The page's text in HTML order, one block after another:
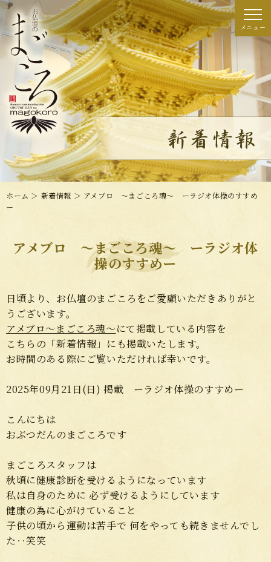
ホーム ＞ 新着情報 ＞ アメブロ ～まごころ魂～ ーラジオ体操のすすめ
ー
アメブロ ～まごころ魂～ ーラジオ体
操のすすめー
日頃より、お仏壇のまごころをご愛顧いただきありがと
うございます。
アメブロ～まごころ魂～にて掲載している内容を
こちらの「新着情報」にも掲載いたします。
お時間のある際にご覧いただければ幸いです。
2025年09月21日(日) 掲載 ーラジオ体操のすすめー
こんにちは
おぶつだんのまごころです
まごころスタッフは
秋頃に健康診断を受けるようになっています
私は自身のために 必ず受けるようにしています
健康の為に心がけていること
子供の頃から運動は苦手で 何をやっても続きませんでし
た‥笑笑